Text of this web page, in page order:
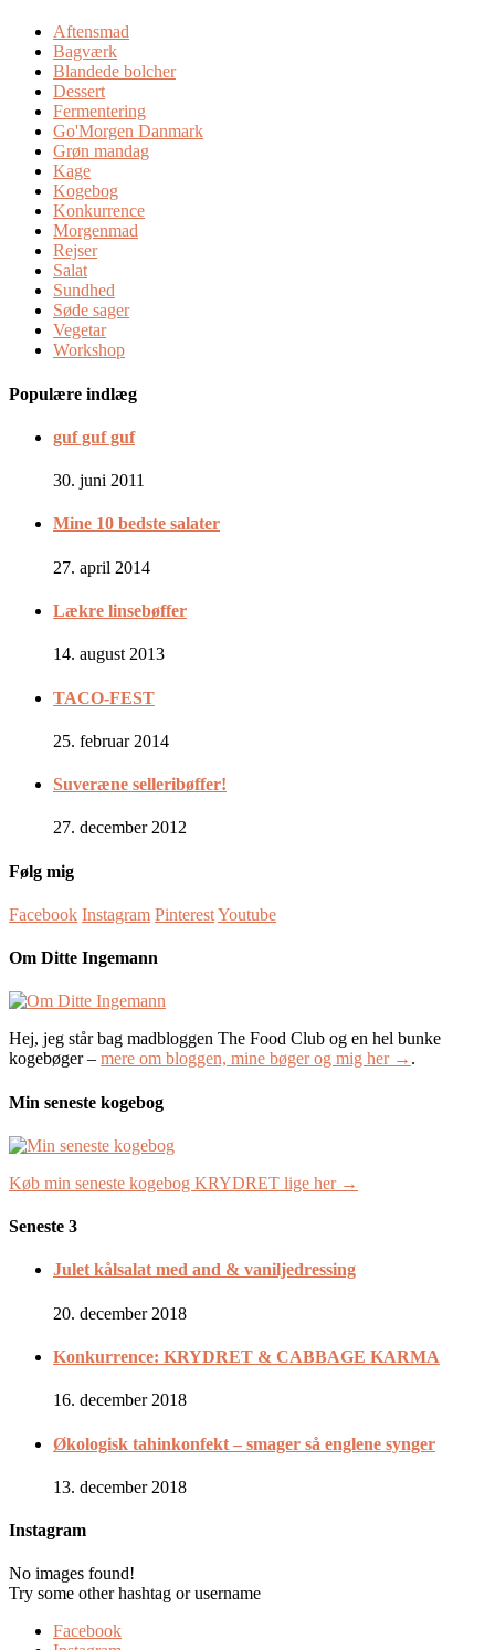
Aftensmad
Bagværk
Blandede bolcher
Dessert
Fermentering
Go'Morgen Danmark
Grøn mandag
Kage
Kogebog
Konkurrence
Morgenmad
Rejser
Salat
Sundhed
Søde sager
Vegetar
Workshop
Populære indlæg
guf guf guf
30. juni 2011
Mine 10 bedste salater
27. april 2014
Lækre linsebøffer
14. august 2013
TACO-FEST
25. februar 2014
Suveræne selleribøffer!
27. december 2012
Følg mig
Facebook Instagram PinterestYoutube
Om Ditte Ingemann
Hej, jeg står bag madbloggen The Food Club og en hel bunke
kogebøger – mere om bloggen, mine bøger og mig her → .
Min seneste kogebog
Køb min seneste kogebog KRYDRET lige her →
Seneste 3
Julet kålsalat med and & vaniljedressing
20. december 2018
Konkurrence: KRYDRET & CABBAGE KARMA
16. december 2018
Økologisk tahinkonfekt – smager så englene synger
13. december 2018
Instagram
No images found!
Try some other hashtag or username
Facebook